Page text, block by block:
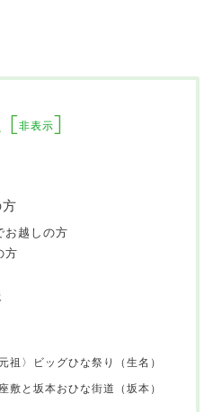
[非表示]
お越しの方
方
祖〉ビッグひな祭り（生名）
敷と坂本おひな街道（坂本）